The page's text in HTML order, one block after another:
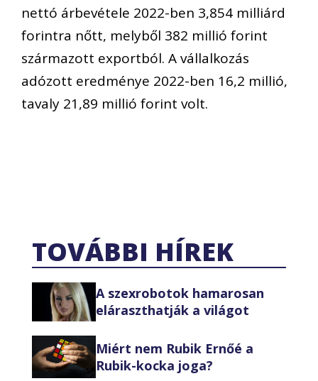
nettó árbevétele 2022-ben 3,854 milliárd
forintra nőtt, melyből 382 millió forint
származott exportból. A vállalkozás
adózott eredménye 2022-ben 16,2 millió,
tavaly 21,89 millió forint volt.
TOVÁBBI HÍREK
A szexrobotok hamarosan
eláraszthatják a világot
Miért nem Rubik Ernőé a
Rubik-kocka joga?